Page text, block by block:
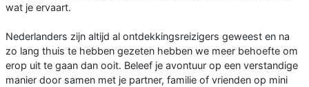
wat je ervaart.
Nederlanders zijn altijd al ontdekkingsreizigers geweest en na
zo lang thuis te hebben gezeten hebben we meer behoefte om
erop uit te gaan dan ooit. Beleef je avontuur op een verstandige
manier door samen met je partner, familie of vrienden op mini